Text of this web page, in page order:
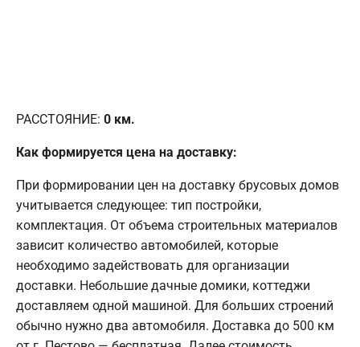
РАССТОЯНИЕ: 0 км.
Как формируется цена на доставку:
При формировании цен на доставку брусовых домов
учитывается следующее: тип постройки,
комплектация. От объема строительных материалов
зависит количество автомобилей, которые
необходимо задействовать для организации
доставки. Небольшие дачные домики, коттеджи
доставляем одной машиной. Для больших строений
обычно нужно два автомобиля. Доставка до 500 км